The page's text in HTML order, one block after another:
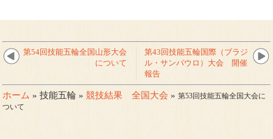
第54回技能五輪全国山形大会
について
第43回技能五輪国際（ブラジ
ル・サンパウロ）大会 開催
報告
ホーム » 技能五輪 »競技結果 全国大会 »第53回技能五輪全国大会に
ついて